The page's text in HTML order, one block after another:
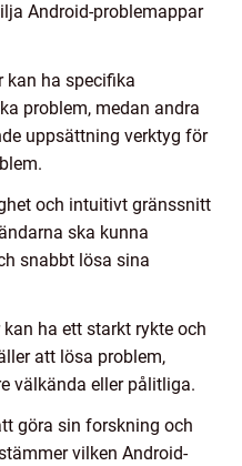
Android-problemappar
kan ha specifika
problem, medan andra
uppsättning verktyg för
och intuitivt gränssnitt
ska kunna
snabbt lösa sina
ha ett starkt rykte och
att lösa problem,
välkända eller pålitliga.
göra sin forskning och
vilken Android-